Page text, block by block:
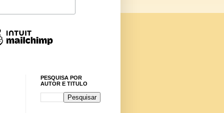
PESQUISA POR
AUTOR E TITULO